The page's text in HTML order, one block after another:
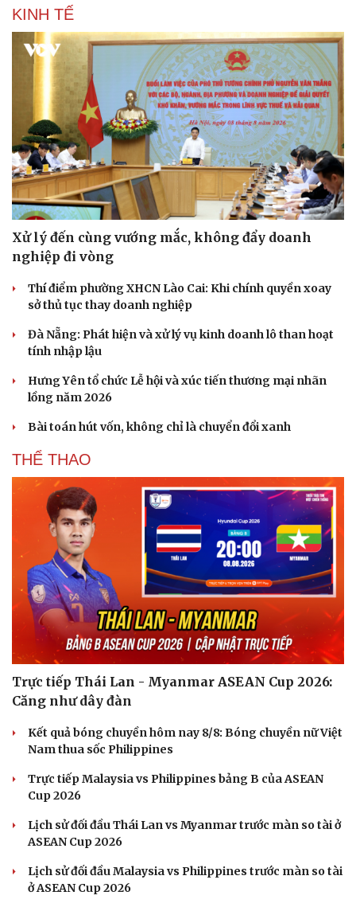
Phòng mạch online
Ăn sạch sống khỏe
Văn hóa
Sân khấu - Điện ảnh
Văn học
Nghệ sĩ
KINH TẾ
Xử lý đến cùng vướng mắc, không đẩy doanh
nghiệp đi vòng
Thí điểm phường XHCN Lào Cai: Khi chính quyền xoay
sở thủ tục thay doanh nghiệp
Đà Nẵng: Phát hiện và xử lý vụ kinh doanh lô than hoạt
tính nhập lậu
Hưng Yên tổ chức Lễ hội và xúc tiến thương mại nhãn
lồng năm 2026
Bài toán hút vốn, không chỉ là chuyển đổi xanh
THỂ THAO
Trực tiếp Thái Lan - Myanmar ASEAN Cup 2026:
Căng như dây đàn
Kết quả bóng chuyền hôm nay 8/8: Bóng chuyền nữ Việt
Nam thua sốc Philippines
Trực tiếp Malaysia vs Philippines bảng B của ASEAN
Cup 2026
Lịch sử đối đầu Thái Lan vs Myanmar trước màn so tài ở
ASEAN Cup 2026
Lịch sử đối đầu Malaysia vs Philippines trước màn so tài
ở ASEAN Cup 2026